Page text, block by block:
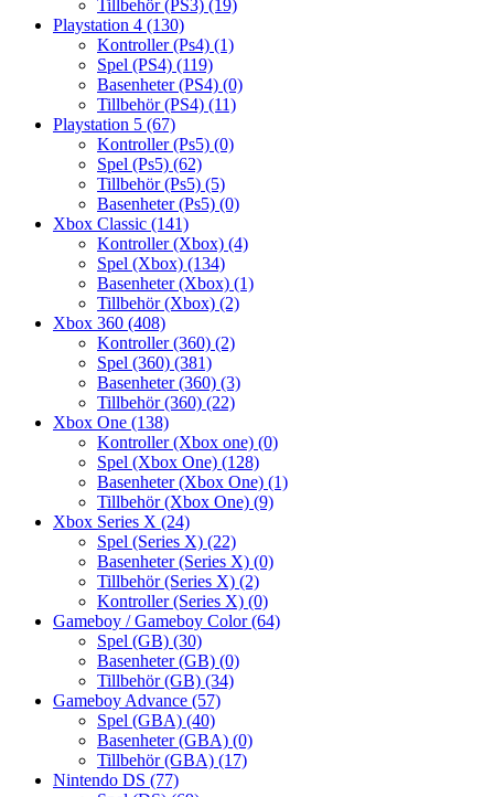
Tillbehör (PS3) (19)
Playstation 4 (130)
Kontroller (Ps4) (1)
Spel (PS4) (119)
Basenheter (PS4) (0)
Tillbehör (PS4) (11)
Playstation 5 (67)
Kontroller (Ps5) (0)
Spel (Ps5) (62)
Tillbehör (Ps5) (5)
Basenheter (Ps5) (0)
Xbox Classic (141)
Kontroller (Xbox) (4)
Spel (Xbox) (134)
Basenheter (Xbox) (1)
Tillbehör (Xbox) (2)
Xbox 360 (408)
Kontroller (360) (2)
Spel (360) (381)
Basenheter (360) (3)
Tillbehör (360) (22)
Xbox One (138)
Kontroller (Xbox one) (0)
Spel (Xbox One) (128)
Basenheter (Xbox One) (1)
Tillbehör (Xbox One) (9)
Xbox Series X (24)
Spel (Series X) (22)
Basenheter (Series X) (0)
Tillbehör (Series X) (2)
Kontroller (Series X) (0)
Gameboy / Gameboy Color(64)
Spel (GB) (30)
Basenheter (GB) (0)
Tillbehör (GB) (34)
Gameboy Advance (57)
Spel (GBA) (40)
Basenheter (GBA) (0)
Tillbehör (GBA) (17)
Nintendo DS (77)